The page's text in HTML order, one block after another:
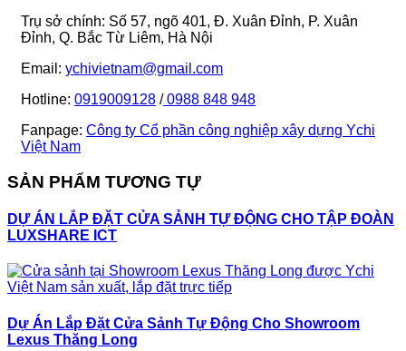
Trụ sở chính: Số 57, ngõ 401, Đ. Xuân Đỉnh, P. Xuân
Đỉnh, Q. Bắc Từ Liêm, Hà Nội
Email: ychivietnam@gmail.com
Hotline: 0919009128 /0988 848 948
Fanpage: Công ty Cổ phần công nghiệp xây dựng Ychi
Việt Nam
SẢN PHẨM TƯƠNG TỰ
DỰ ÁN LẮP ĐẶT CỬA SẢNH TỰ ĐỘNG CHO TẬP ĐOÀN
LUXSHARE ICT
Dự Án Lắp Đặt Cửa Sảnh Tự Động Cho Showroom
Lexus Thăng Long